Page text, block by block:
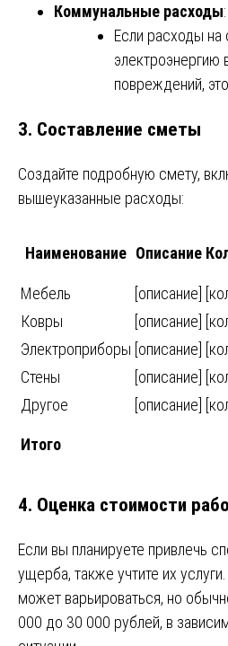
Коммунальные расходы:
Если расходы на
электроэнергию
повреждений,
3. Составление сметы
Создайте подробную смету,
вышеуказанные расходы:
Наименование Описание
Мебель
[описание]
Ковры
[описание]
Электроприборы [описание]
Стены
[описание]
Другое
[описание]
Итого
4. Оценка стоимости
Если вы планируете привлечь
ущерба, также учтите их
может варьироваться, но
000 до 30 000 рублей, в